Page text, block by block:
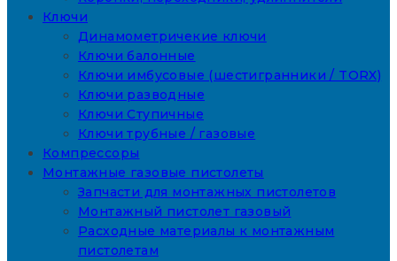
Ключи
Динамометричекие ключи
Ключи балонные
Ключи имбусовые (шестигранники / TORX)
Ключи разводные
Ключи Ступичные
Ключи трубные / газовые
Компрессоры
Монтажные газовые пистолеты
Запчасти для монтажных пистолетов
Монтажный пистолет газовый
Расходные материалы к монтажным
пистолетам